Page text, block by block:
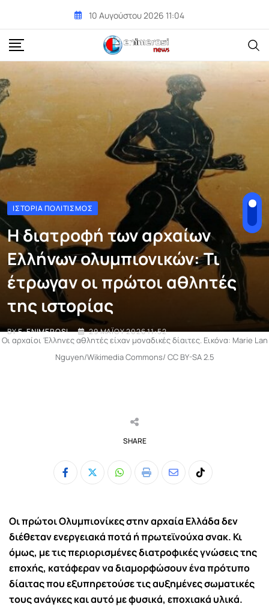
content
10 Αυγούστου 2026 11:04
ΙΣΤΟΡΊΑ ΠΟΛΙΤΙΣΜΌΣ
Η διατροφή των αρχαίων
Ελλήνων ολυμπιονικών: Τι
έτρωγαν οι πρώτοι αθλητές
της ιστορίας
BYE-ENIMEROSI 29 ΜΑΪ́ΟΥ 2026 11:52
Οι αρχαίοι Έλληνες αθλητές είχαν μοναδικές δίαιτες. Εικόνα: Marie Lan
Nguyen/Wikimedia Commons/ CC BY-SA 2.5
SHARE
Whatsapp
Print
ShareTiktok
Οι πρώτοι Ολυμπιονίκες στην αρχαία Ελλάδα δεν
διέθεταν ενεργειακά ποτά ή πρωτεϊνούχα σνακ. Κι
όμως, με τις περιορισμένες διατροφικές γνώσεις της
εποχής, κατάφεραν να διαμορφώσουν ένα πρότυπο
δίαιτας που εξυπηρετούσε τις αυξημένες σωματικές
τους ανάγκες και αυτό με φυσικά, εποχιακά υλικά.